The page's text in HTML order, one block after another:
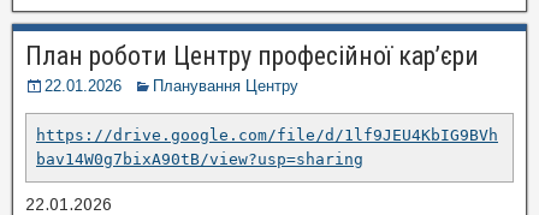
План роботи Центру професійної кар’єри
22.01.2026 Планування Центру
https://drive.google.com/file/d/1lf9JEU4KbIG9BVh
bav14W0g7bixA90tB/view?usp=sharing
22.01.2026